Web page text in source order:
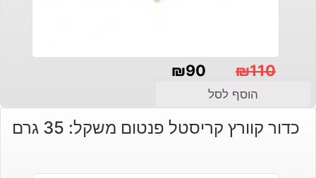
₪110
המקורי
היה:
₪90
הנוכחי
הוא:
הוסף לסל
כדור קוורץ קריסטל פנטום משקל: 35 גרם